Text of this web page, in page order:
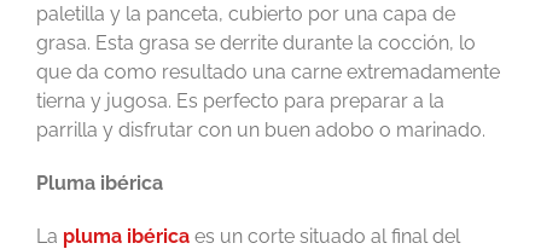
paletilla y la panceta, cubierto por una capa de
grasa. Esta grasa se derrite durante la cocción, lo
que da como resultado una carne extremadamente
tierna y jugosa. Es perfecto para preparar a la
parrilla y disfrutar con un buen adobo o marinado.
Pluma ibérica
La pluma ibérica es un corte situado al final del